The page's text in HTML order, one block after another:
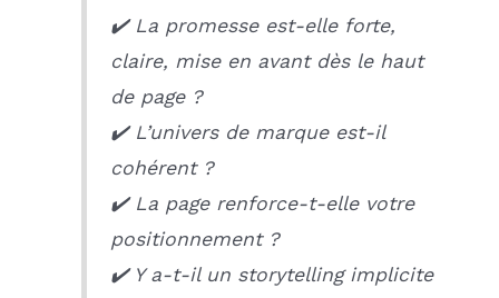
✔️ La promesse est-elle forte,
claire, mise en avant dès le haut
de page ?
✔️ L’univers de marque est-il
cohérent ?
✔️ La page renforce-t-elle votre
positionnement ?
✔️ Y a-t-il un storytelling implicite